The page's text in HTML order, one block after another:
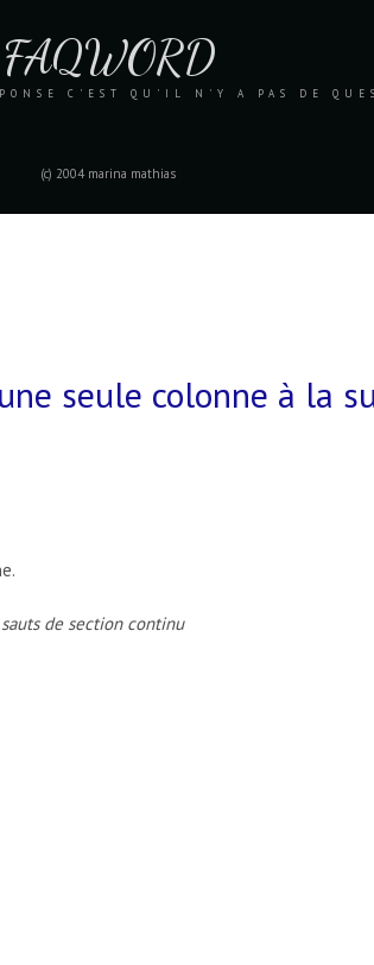
FAQWORD
C'EST QU'IL N'Y A PAS DE
(c) 2004 marina mathias
seule colonne à la
sauts de section continu
DE PAGE SUR MA PREMIÈRE PAGE ET UN